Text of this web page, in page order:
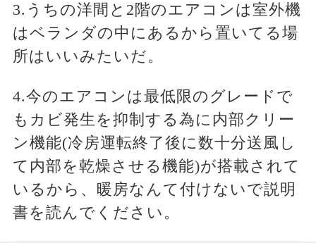
3.うちの洋間と2階のエアコンは室外機
はベランダの中にあるから置いてる場
所はいいみたいだ。
4.今のエアコンは最低限のグレードで
もカビ発生を抑制する為に内部クリー
ン機能(冷房運転終了後に数十分送風し
て内部を乾燥させる機能)が搭載されて
いるから、暖房なんて付けないで説明
書を読んでください。